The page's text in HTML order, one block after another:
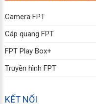
Camera FPT
Cáp quang FPT
FPT Play Box+
Truyền hình FPT
KẾT NỐI